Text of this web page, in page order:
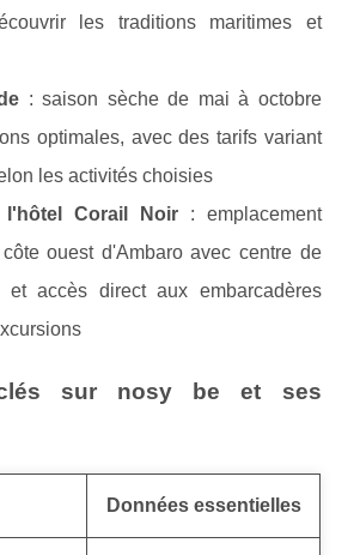
les traditions maritimes et
: saison sèche de mai à octobre
optimales, avec des tarifs variant
les activités choisies
l'hôtel Corail Noir: emplacement
ouest d'Ambaro avec centre de
et accès direct aux embarcadères
clés sur nosy be et ses
Données essentielles